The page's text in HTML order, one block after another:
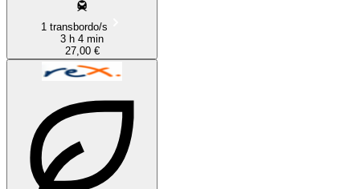
1 transbordo/s
3 h 4 min
27,00 €